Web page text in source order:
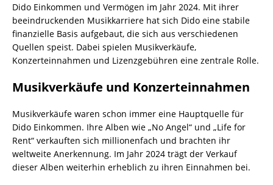
Dido Einkommen und Vermögen im Jahr 2024. Mit ihrer
beeindruckenden Musikkarriere hat sich Dido eine stabile
finanzielle Basis aufgebaut, die sich aus verschiedenen
Quellen speist. Dabei spielen Musikverkäufe,
Konzerteinnahmen und Lizenzgebühren eine zentrale Rolle.
Musikverkäufe und Konzerteinnahmen
Musikverkäufe waren schon immer eine Hauptquelle für
Dido Einkommen. Ihre Alben wie „No Angel“ und „Life for
Rent“ verkauften sich millionenfach und brachten ihr
weltweite Anerkennung. Im Jahr 2024 trägt der Verkauf
dieser Alben weiterhin erheblich zu ihren Einnahmen bei.